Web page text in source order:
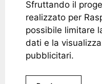
Sfruttando il
realizzato per
possibile limitare
dati e la
pubblicitari.